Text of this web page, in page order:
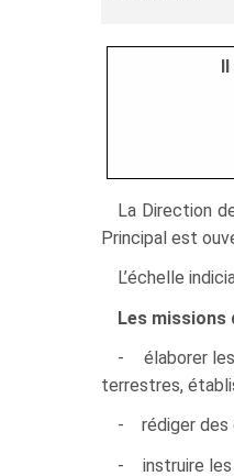
La Direction
Principal est
L’échelle
Les missions
- élaborer les
terrestres,
- rédiger des
- instruire les